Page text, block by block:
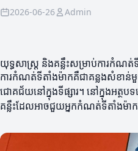
2026-06-26 Admin
យុទ្ធសាស្រ្ត និងគន្លឹះសម្រាប់ការកំណ
ការកំណត់ទីតាំងម៉ាកគឺជាគន្លងសំខា
ជោគជ័យនៅក្នុងទីផ្សារ។ នៅក្នុងអត្ថប
គន្លឹះដែលអាចជួយអ្នកកំណត់ទីតាំងម៉ាក